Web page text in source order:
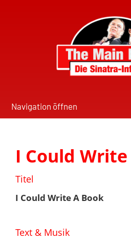
Navigation öffnen
I Could
Titel
I Could Write A Book
Text & Musik